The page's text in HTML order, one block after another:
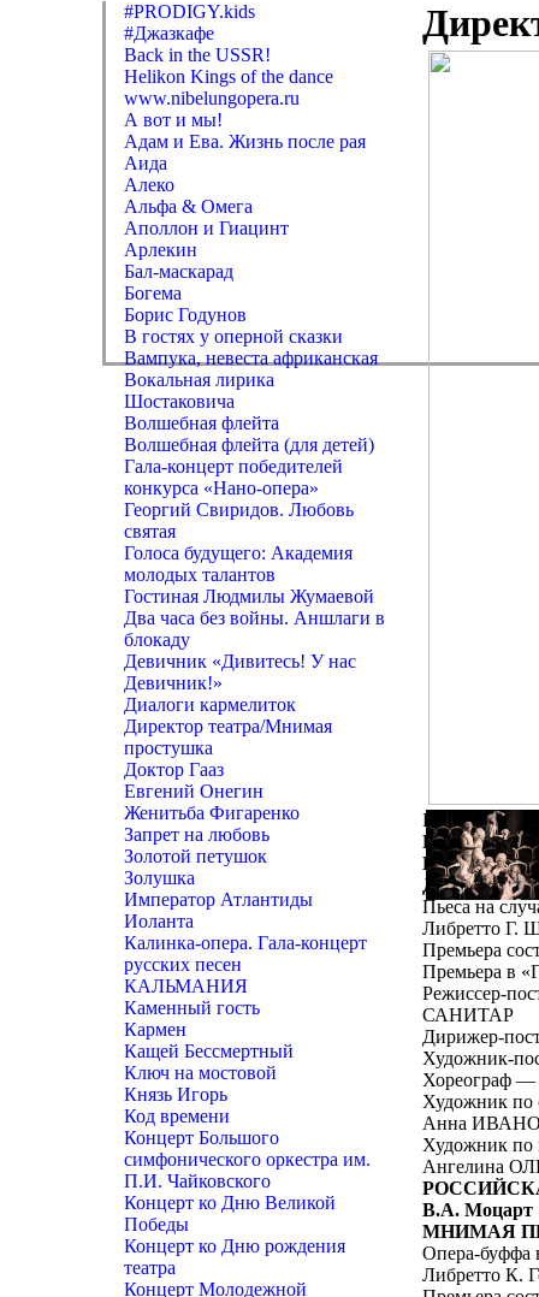
#PRODIGY.kids
#Джазкафе
Back in the USSR!
Helikon Kings of the dance
www.nibelungopera.ru
А вот и мы!
Адам и Ева. Жизнь после рая
Аида
Алеко
Альфа & Омега
Аполлон и Гиацинт
Арлекин
Бал-маскарад
Богема
Борис Годунов
В гостях у оперной сказки
Вампука, невеста африканская
Вокальная лирика
Шостаковича
Волшебная флейта
Волшебная флейта (для детей)
Гала-концерт победителей
конкурса «Нано-опера»
Георгий Свиридов. Любовь
святая
Голоса будущего: Академия
молодых талантов
Гостиная Людмилы Жумаевой
Два часа без войны. Аншлаги в
блокаду
Девичник «Дивитесь! У нас
Девичник!»
Диалоги кармелиток
Директор театра/Мнимая
простушка
Доктор Гааз
Евгений Онегин
Женитьба Фигаренко
Запрет на любовь
Золотой петушок
Золушка
Император Атлантиды
Иоланта
Калинка-опера. Гала-концерт
русских песен
КАЛЬМАНИЯ
Каменный гость
Кармен
Кащей Бессмертный
Ключ на мостовой
Князь Игорь
Код времени
Концерт Большого
симфонического оркестра им.
П.И. Чайковского
Концерт ко Дню Великой
Победы
Концерт ко Дню рождения
театра
Концерт Молодежной
ПРЕМЬЕРА
В.А. Моцарт
ДИРЕКТОР
Пьеса на
Либретто Г.
Премьера
Премьера в
Режиссер-
САНИТАР
Дирижер-
Художник-
Хореограф
Художник по
Анна
Художник по
Ангелина
В.А. Моцарт
МНИМАЯ
Опера-буффа
Либретто К.